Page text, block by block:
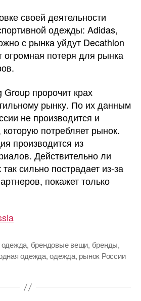
своей деятельности
одежды: Adidas,
с рынка уйдут Decathlon
огромная потеря для рынка
пророчит крах
рынку. По их данным
не производится и
потребляет рынок.
производится из
Действительно ли
сильно пострадает из-за
покажет только
одежда, брендовые вещи, бренды,
одежда,одежда, рынок России